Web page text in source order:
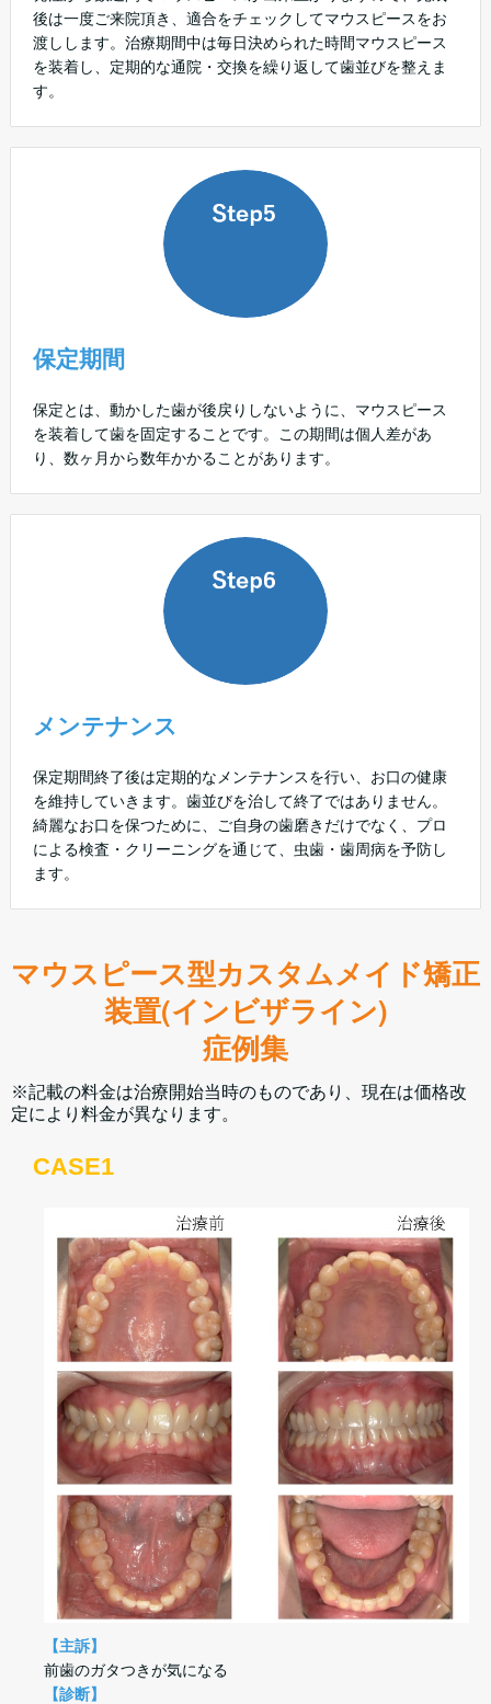
後は一度ご来院頂き、適合をチェックしてマウスピースをお
渡しします。治療期間中は毎日決められた時間マウスピース
を装着し、定期的な通院・交換を繰り返して歯並びを整えま
す。
保定期間
保定とは、動かした歯が後戻りしないように、マウスピース
を装着して歯を固定することです。この期間は個人差があ
り、数ヶ月から数年かかることがあります。
メンテナンス
保定期間終了後は定期的なメンテナンスを行い、お口の健康
を維持していきます。歯並びを治して終了ではありません。
綺麗なお口を保つために、ご自身の歯磨きだけでなく、プロ
による検査・クリーニングを通じて、虫歯・歯周病を予防し
ます。
マウスピース型カスタムメイド矯正
装置(インビザライン)
症例集
※記載の料金は治療開始当時のものであり、現在は価格改
定により料金が異なります。
CASE1
【主訴】
前歯のガタつきが気になる
【診断】